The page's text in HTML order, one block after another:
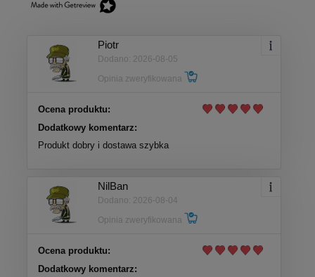
Piotr
Dodano: 2026-08-05
Opinia zweryfikowana
Ocena produktu:
Dodatkowy komentarz:
Produkt dobry i dostawa szybka
NilBan
Dodano: 2026-08-04
Opinia zweryfikowana
Ocena produktu:
Dodatkowy komentarz: